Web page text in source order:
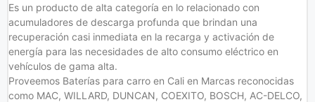
Es un producto de alta categoría en lo relacionado con
acumuladores de descarga profunda que brindan una
recuperación casi inmediata en la recarga y activación de
energía para las necesidades de alto consumo eléctrico en
vehículos de gama alta.
Proveemos Baterías para carro en Cali en Marcas reconocidas
como MAC, WILLARD, DUNCAN, COEXITO, BOSCH, AC-DELCO,